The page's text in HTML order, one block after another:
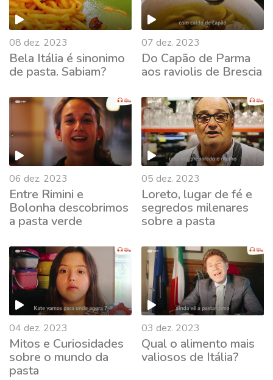
08 dez. 2023
Bela Itália é sinonimo
de pasta. Sabiam?
07 dez. 2023
Do Capão de Parma
aos raviolis de Brescia
06 dez. 2023
Entre Rimini e
Bolonha descobrimos
a pasta verde
05 dez. 2023
Loreto, lugar de fé e
segredos milenares
sobre a pasta
04 dez. 2023
Mitos e Curiosidades
sobre o mundo da
pasta
03 dez. 2023
Qual o alimento mais
valiosos de Itália?